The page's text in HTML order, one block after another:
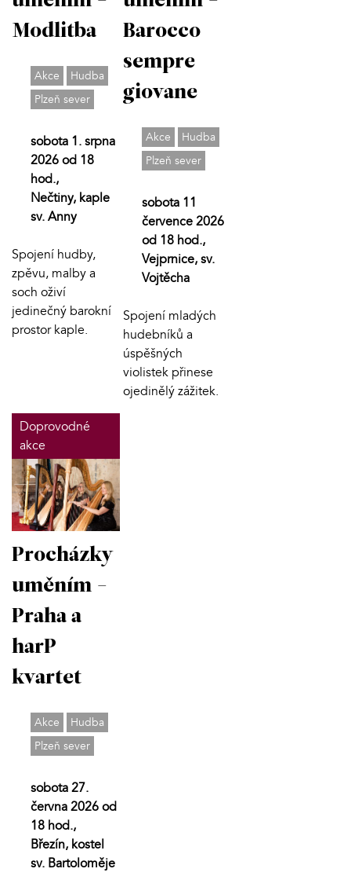
Modlitba
Akce
Hudba
Plzeň sever
sobota 1. srpna
2026 od 18
hod.,
Nečtiny, kaple
sv. Anny
Spojení hudby,
zpěvu, malby a
soch oživí
jedinečný barokní
prostor kaple.
Barocco
sempre
giovane
Akce
Hudba
Plzeň sever
sobota 11
července 2026
od 18 hod.,
Vejprnice, sv.
Vojtěcha
Spojení mladých
hudebníků a
úspěšných
violistek přinese
ojedinělý zážitek.
Doprovodné
akce
Procházky
uměním -
Praha a
harP
kvartet
Akce
Hudba
Plzeň sever
sobota 27.
června 2026 od
18 hod.,
Březín, kostel
sv. Bartoloměje